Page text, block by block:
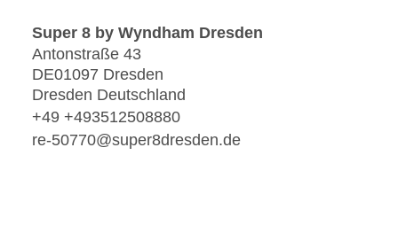
Super 8 by Wyndham Dresden
Antonstraße 43
DE01097 Dresden
Dresden Deutschland
+49 +493512508880
re-50770@super8dresden.de